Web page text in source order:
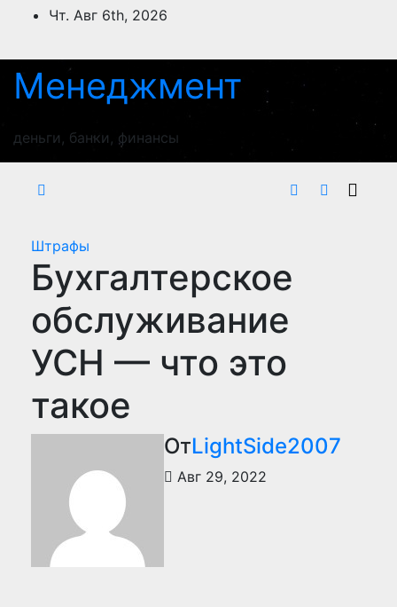
ПерейтиЧт. Авг 6th, 2026
Менеджмент
деньги, банки, финансы
Штрафы
Бухгалтерское
обслуживание
УСН — что это
такое
ОтLightSide2007
Авг 29, 2022